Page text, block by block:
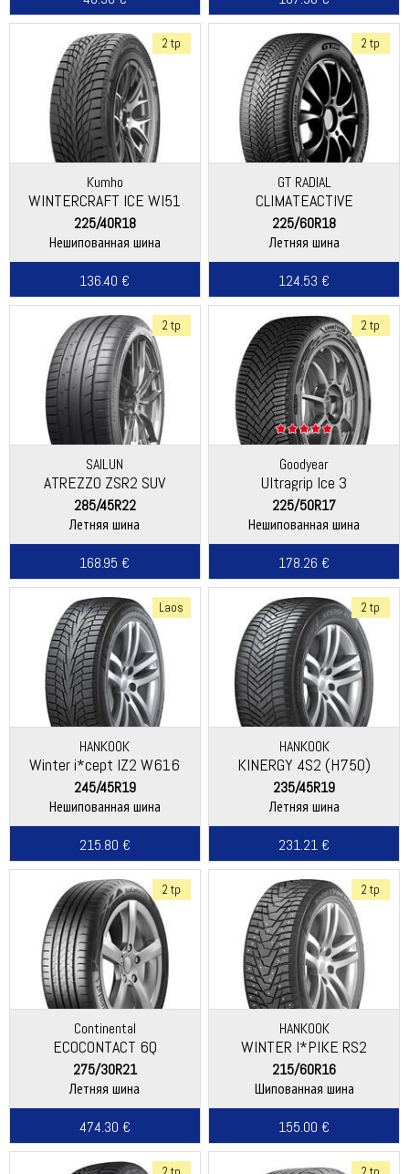
2 tp
Kumho
WINTERCRAFT ICE WI51
225/40R18
Нешипованная шина
136.40 €
2 tp
GT RADIAL
CLIMATEACTIVE
225/60R18
Летняя шина
124.53 €
2 tp
SAILUN
ATREZZO ZSR2 SUV
285/45R22
Летняя шина
168.95 €
2 tp
Goodyear
Ultragrip Ice 3
225/50R17
Нешипованная шина
178.26 €
Laos
HANKOOK
Winter i*cept IZ2 W616
245/45R19
Нешипованная шина
215.80 €
2 tp
HANKOOK
KINERGY 4S2 (H750)
235/45R19
Летняя шина
231.21 €
2 tp
Continental
ECOCONTACT 6Q
275/30R21
Летняя шина
474.30 €
2 tp
HANKOOK
WINTER I*PIKE RS2
(W429)
215/60R16
Шипованная шина
155.00 €